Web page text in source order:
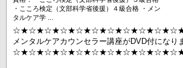
・こころ検定（文部科学省後援）４級合格 ・メン
タルケア学 ...
メンタルケアカウンセラー講座がDVD付になり